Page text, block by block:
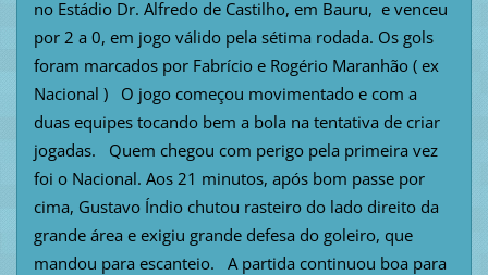
no Estádio Dr. Alfredo de Castilho, em Bauru, e venceu
por 2 a 0, em jogo válido pela sétima rodada. Os gols
foram marcados por Fabrício e Rogério Maranhão ( ex
Nacional ) O jogo começou movimentado e com a
duas equipes tocando bem a bola na tentativa de criar
jogadas. Quem chegou com perigo pela primeira vez
foi o Nacional. Aos 21 minutos, após bom passe por
cima, Gustavo Índio chutou rasteiro do lado direito da
grande área e exigiu grande defesa do goleiro, que
mandou para escanteio. A partida continuou boa para